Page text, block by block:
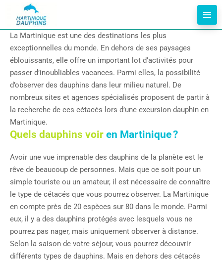
La Martinique est une des destinations les plus
exceptionnelles du monde. En dehors de ses paysages
éblouissants, elle offre un important lot d’activités pour
passer d’inoubliables vacances. Parmi elles, la possibilité
d’observer des dauphins dans leur milieu naturel. De
nombreux sites et agences spécialisés proposent de partir à
la recherche de ces cétacés lors d’une excursion dauphin en
Martinique.
Quels dauphins voir en Martinique ?
Avoir une vue imprenable des dauphins de la planète est le
rêve de beaucoup de personnes. Mais que ce soit pour un
simple touriste ou un amateur, il est nécessaire de connaître
le type de cétacés que vous pourrez observer. La Martinique
en compte près de 20 espèces sur 80 dans le monde. Parmi
eux, il y a des dauphins protégés avec lesquels vous ne
pourrez pas nager, mais uniquement observer à distance.
Selon la saison de votre séjour, vous pourrez découvrir
différents types de dauphins. Mais en dehors des cétacés